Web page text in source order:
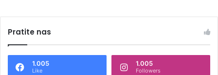
Pratite nas
1.005
Like
1.005
Followers